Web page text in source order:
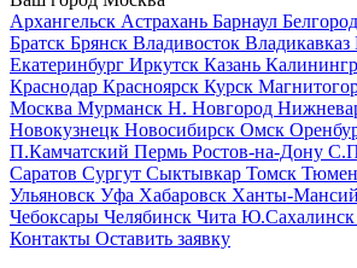
Архангельск Астрахань Барнаул Белгород
Братск Брянск Владивосток Владикавказ
Екатеринбург Иркутск Казань
Краснодар Красноярск Курск
Москва Мурманск Н. Новгород
Новокузнецк Новосибирск Омск
П.Камчатский Пермь Ростов-на-Дону
Саратов Сургут Сыктывкар Томск
Ульяновск Уфа Хабаровск Ханты-
Чебоксары Челябинск Чита Ю.Сахалинск
Контакты Оставить заявку